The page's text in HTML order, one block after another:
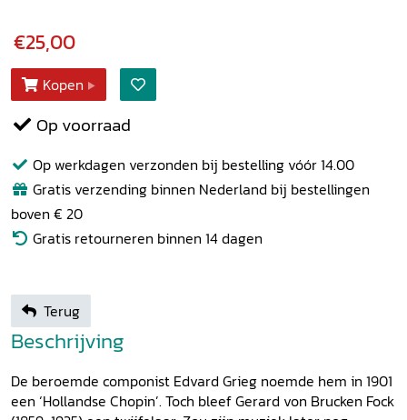
€25,00
Kopen
Op voorraad
Op werkdagen verzonden bij bestelling vóór 14.00
Gratis verzending binnen Nederland bij bestellingen
boven € 20
Gratis retourneren binnen 14 dagen
Terug
Beschrijving
De beroemde componist Edvard Grieg noemde hem in 1901
een ‘Hollandse Chopin’. Toch bleef Gerard von Brucken Fock